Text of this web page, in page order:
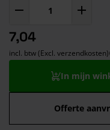
7,04
incl. btw (Excl. verzendkosten)
In mijn
Offerte